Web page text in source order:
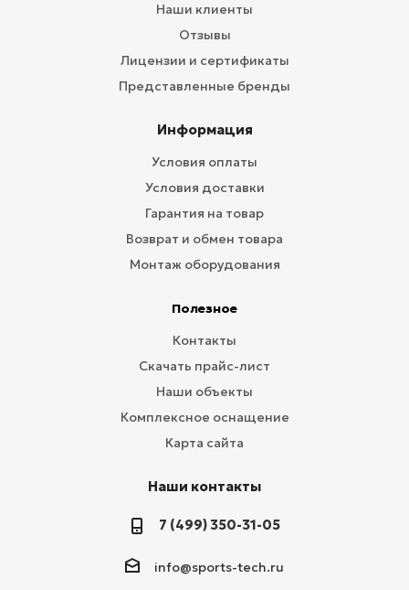
Наши клиенты
Отзывы
Лицензии и сертификаты
Представленные бренды
Информация
Условия оплаты
Условия доставки
Гарантия на товар
Возврат и обмен товара
Монтаж оборудования
Полезное
Контакты
Скачать прайс-лист
Наши объекты
Комплексное оснащение
Карта сайта
Наши контакты
7 (499) 350-31-05
info@sports-tech.ru